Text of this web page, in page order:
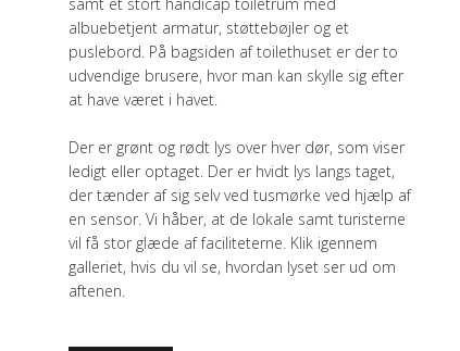
albuebetjent armatur, støttebøjler og et
puslebord. På bagsiden af toilethuset er der to
udvendige brusere, hvor man kan skylle sig efter
at have været i havet.
Der er grønt og rødt lys over hver dør, som viser
ledigt eller optaget. Der er hvidt lys langs taget,
der tænder af sig selv ved tusmørke ved hjælp af
en sensor. Vi håber, at de lokale samt turisterne
vil få stor glæde af faciliteterne. Klik igennem
galleriet, hvis du vil se, hvordan lyset ser ud om
aftenen.